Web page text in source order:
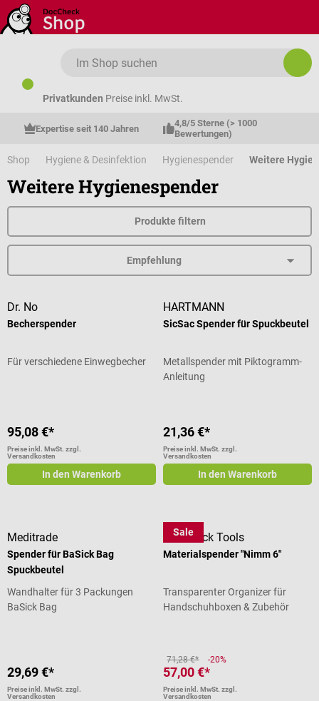
Zum Hauptinhalt springen
Privatkunden Preise inkl. MwSt.
Expertise seit 140 Jahren
4,8/5 Sterne (> 1000
Bewertungen)
Shop Hygiene & Desinfektion Hygienespender Weitere
Weitere Hygienespender
Produkte filtern
Dr. No
Becherspender
Für verschiedene Einwegbecher
95,08 €*
Preise inkl. MwSt. zzgl.
Versandkosten
In den Warenkorb
HARTMANN
SicSac Spender für Spuckbeutel
Metallspender mit Piktogramm-
Anleitung
21,36 €*
Preise inkl. MwSt. zzgl.
Versandkosten
In den Warenkorb
Meditrade
Spender für BaSick Bag
Spuckbeutel
Wandhalter für 3 Packungen
BaSick Bag
29,69 €*
Preise inkl. MwSt. zzgl.
Versandkosten
Sale
DocCheck Tools
Materialspender "Nimm 6"
Transparenter Organizer für
Handschuhboxen & Zubehör
71,28 €* -20%
57,00 €*
Preise inkl. MwSt. zzgl.
Versandkosten